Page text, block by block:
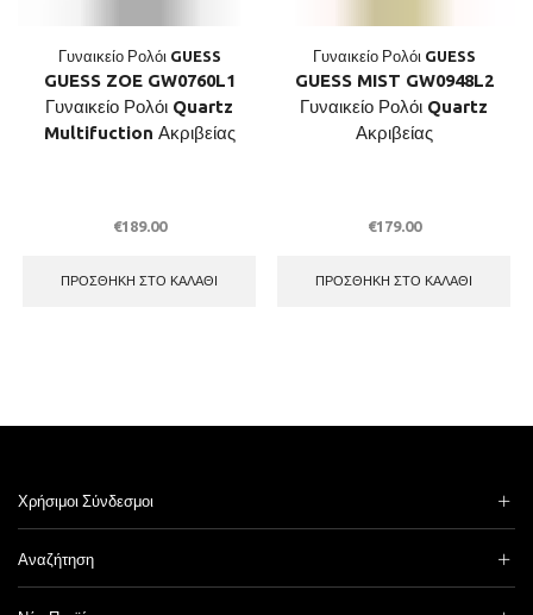
Γυναικείο Ρολόι GUESS
GUESS ZOE GW0760L1
Γυναικείο Ρολόι Quartz
Multifuction Ακριβείας
€189.00
ΠΡΟΣΘΉΚΗ ΣΤΟ ΚΑΛΆΘΙ
Γυναικείο Ρολόι GUESS
GUESS MIST GW0948L2
Γυναικείο Ρολόι Quartz
Ακριβείας
€179.00
ΠΡΟΣΘΉΚΗ ΣΤΟ ΚΑΛΆΘΙ
Χρήσιμοι Σύνδεσμοι
Αναζήτηση